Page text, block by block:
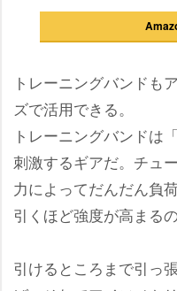
トレーニングバンドも
ズで活用できる。
トレーニングバンドは
刺激するギアだ。チュ
力によってだんだん負
引くほど強度が高まるの
引けるところまで引っ